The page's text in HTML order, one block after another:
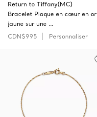
Return to Tiffany(MC)
Bracelet Plaque en cœur en or
jaune sur une …
CDN$995
Personnaliser